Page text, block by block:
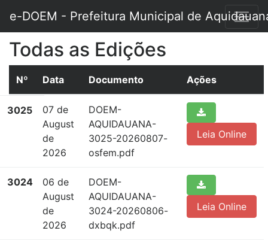
e-DOEM - Prefeitura Municipal de
Todas as Edições
Nº Data Documento Ações
3025
07 de
August
de
2026
DOEM-
AQUIDAUANA-
3025-20260807-
osfem.pdf
Leia Online
3024
06 de
August
de
2026
DOEM-
AQUIDAUANA-
3024-20260806-
dxbqk.pdf
Leia Online